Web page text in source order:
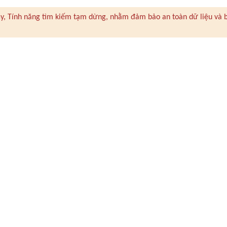
Tính năng tìm kiếm tạm dừng, nhằm đảm bảo an toàn dữ liệu và